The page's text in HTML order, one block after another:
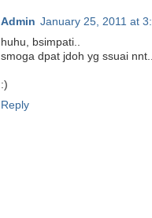
Admin January 25, 2011 at
huhu, bsimpati..
smoga dpat jdoh yg ssuai nnt..
:)
Reply